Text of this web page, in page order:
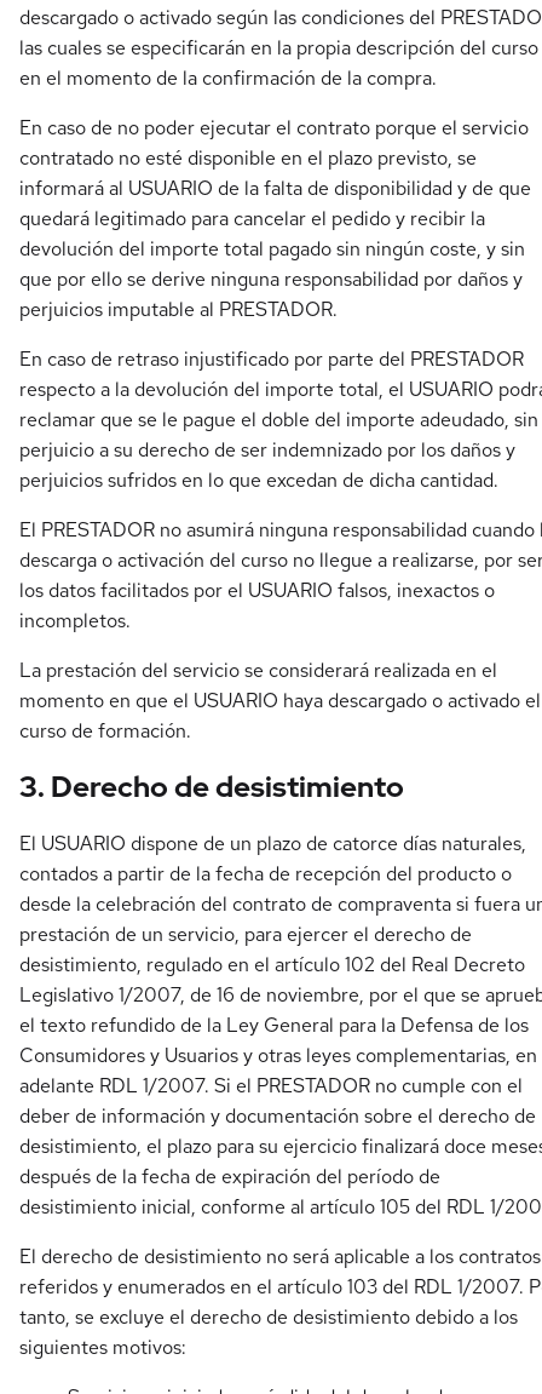
descargado o activado según las condiciones del
las cuales se especificarán en la propia descripción del
en el momento de la confirmación de la compra.
En caso de no poder ejecutar el contrato porque el servicio
contratado no esté disponible en el plazo previsto, se
informará al USUARIO de la falta de disponibilidad y de que
quedará legitimado para cancelar el pedido y recibir la
devolución del importe total pagado sin ningún coste, y sin
que por ello se derive ninguna responsabilidad por daños y
perjuicios imputable al PRESTADOR.
En caso de retraso injustificado por parte del PRESTADOR
respecto a la devolución del importe total, el USUARIO
reclamar que se le pague el doble del importe adeudado, sin
perjuicio a su derecho de ser indemnizado por los daños y
perjuicios sufridos en lo que excedan de dicha cantidad.
El PRESTADOR no asumirá ninguna responsabilidad cuando
descarga o activación del curso no llegue a realizarse, por
los datos facilitados por el USUARIO falsos, inexactos o
incompletos.
La prestación del servicio se considerará realizada en el
momento en que el USUARIO haya descargado o activado el
curso de formación.
3. Derecho de desistimiento
El USUARIO dispone de un plazo de catorce días naturales,
contados a partir de la fecha de recepción del producto o
desde la celebración del contrato de compraventa si fuera
prestación de un servicio, para ejercer el derecho de
desistimiento, regulado en el artículo 102 del Real Decreto
Legislativo 1/2007, de 16 de noviembre, por el que se
el texto refundido de la Ley General para la Defensa de los
Consumidores y Usuarios y otras leyes complementarias, en
adelante RDL 1/2007. Si el PRESTADOR no cumple con el
deber de información y documentación sobre el derecho de
desistimiento, el plazo para su ejercicio finalizará doce
después de la fecha de expiración del período de
desistimiento inicial, conforme al artículo 105 del RDL 1/
El derecho de desistimiento no será aplicable a los contratos
referidos y enumerados en el artículo 103 del RDL 1/2007.
tanto, se excluye el derecho de desistimiento debido a los
siguientes motivos: